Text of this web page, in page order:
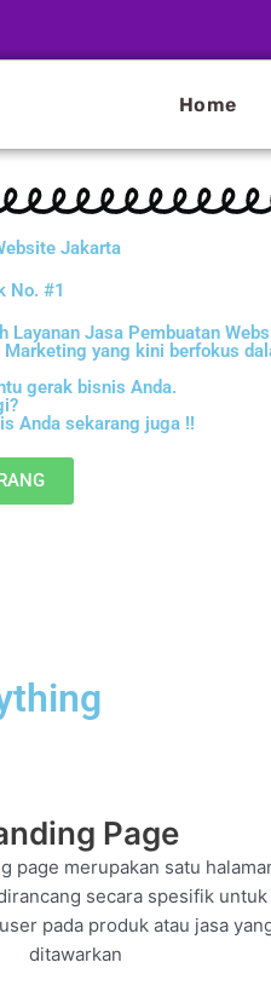
Home
Jakarta
No. #1
Layanan Jasa Pembuatan
yang kini berfokus
gerak bisnis Anda.
Anda sekarang juga !!
Page
page merupakan satu
secara spesifik untuk
pada produk atau jasa
ditawarkan